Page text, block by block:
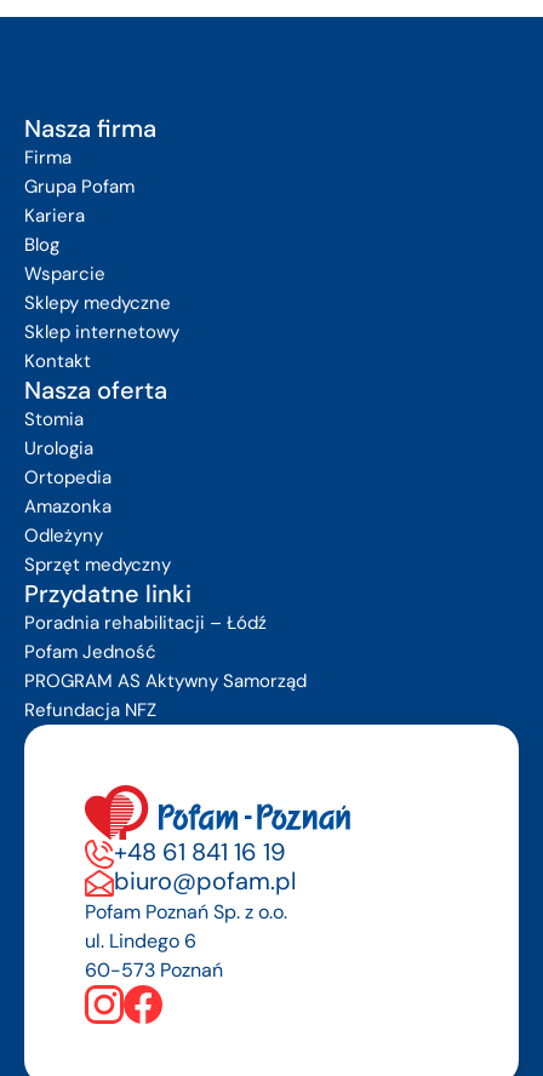
Nasza firma
Firma
Grupa Pofam
Kariera
Blog
Wsparcie
Sklepy medyczne
Sklep internetowy
Kontakt
Nasza oferta
Stomia
Urologia
Ortopedia
Amazonka
Odleżyny
Sprzęt medyczny
Przydatne linki
Poradnia rehabilitacji – Łódź
Pofam Jedność
PROGRAM AS Aktywny Samorząd
Refundacja NFZ
+48 61 841 16 19
biuro@pofam.pl
Pofam Poznań Sp. z o.o.
ul. Lindego 6
60-573 Poznań